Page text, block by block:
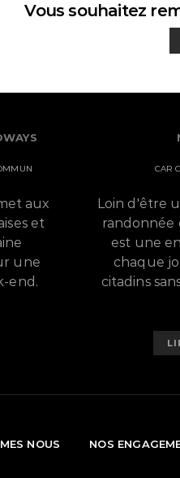
Vous souhaitez
aux
et
une
end.
CAR
Loin d'être
randonnée
est une
chaque
citadins
NOUS NOS